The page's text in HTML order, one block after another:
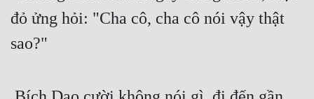
đỏ ửng hỏi: "Cha cô, cha cô nói vậy thật
sao?"